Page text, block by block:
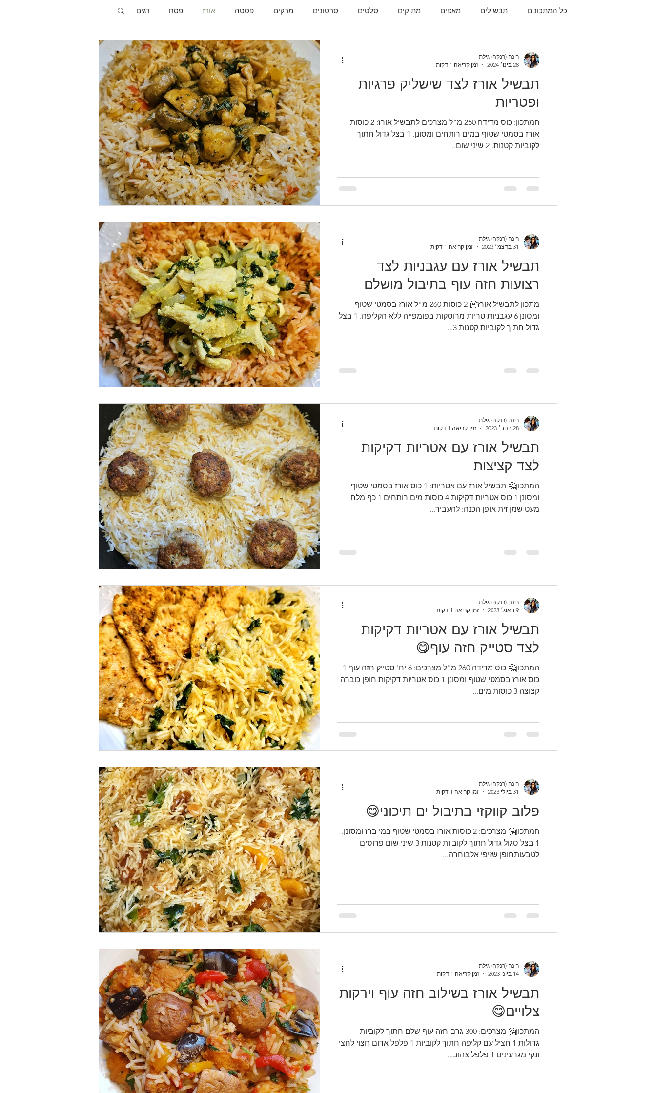
כל המתכונים תבשילים מאפים מתוקים סלטים סרטונים מרקים פסטה אורז פסח דגים
תבשיל אורז לצד שישליק פרגיות
ופטריות
המתכון: כוס מדידה 250 מ"ל מצרכים לתבשיל אורז: 2 כוסות
אורז בסמטי שטוף במים רותחים ומסונן. 1 בצל גדול חתוך
לקוביות קטנות. 2 שיני שום...
רינה (רנקה) גילת
28 בינו׳ 2024
זמן קריאה 1 דקות
תבשיל אורז עם עגבניות לצד
רצועות חזה עוף בתיבול מושלם
מתכון לתבשיל אורז🤗 2 כוסות 260 מ"ל אורז בסמטי שטוף
ומסונן 6 עגבניות טריות מרוסקות בפומפייה ללא הקליפה. 1 בצל
גדול חתוך לקוביות קטנות 3...
רינה (רנקה) גילת
31 בדצמ׳ 2023
זמן קריאה 1 דקות
תבשיל אורז עם אטריות דקיקות
לצד קציצות
המתכון🤗 תבשיל אורז עם אטריות: 1 כוס אורז בסמטי שטוף
ומסונן 1 כוס אטריות דקיקות 4 כוסות מים רותחים 1 כף מלח
מעט שמן זית אופן הכנה: להעביר...
רינה (רנקה) גילת
28 בנוב׳ 2023
זמן קריאה 1 דקות
תבשיל אורז עם אטריות דקיקות
לצד סטייק חזה עוף😋
המתכון🤗 כוס מדידה 260 מ"ל מצרכים: 6 יח' סטייק חזה עוף 1
כוס אורז בסמטי שטוף ומסונן 1 כוס אטריות דקיקות חופן כוברה
קצוצה 3 כוסות מים...
רינה (רנקה) גילת
9 באוג׳ 2023
זמן קריאה 1 דקות
פלוב קווקזי בתיבול ים תיכוני😋
המתכון🤗 מצרכים: 2 כוסות אורז בסמטי שטוף במי ברז ומסונן.
1 בצל סגול גדול חתוך לקוביות קטנות 3 שיני שום פרוסים
לטבעותחופן שזיפי אלבוחרה...
רינה (רנקה) גילת
31 ביולי 2023
זמן קריאה 1 דקות
תבשיל אורז בשילוב חזה עוף וירקות
צלויים😋
המתכון🤗 מצרכים: 300 גרם חזה עוף שלם חתוך לקוביות
גדולות 1 חציל עם קליפה חתוך לקוביות 1 פלפל אדום חצוי לחצי
ונקי מגרעינים 1 פלפל צהוב...
רינה (רנקה) גילת
14 ביוני 2023
זמן קריאה 1 דקות